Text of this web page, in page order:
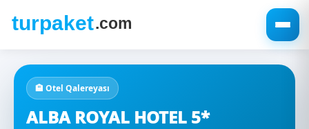
🏨 Otel Qalereyası
ALBA ROYAL HOTEL 5*